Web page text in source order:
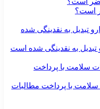
است؟
سلامت با پرداخت مطالبات